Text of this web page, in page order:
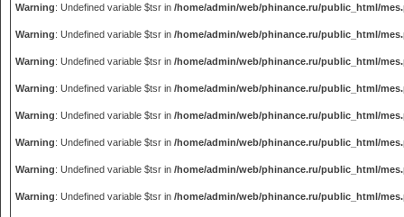
Warning: Undefined variable $tsr in /home/admin/web/phinance.ru/public_html/
Warning: Undefined variable $tsr in /home/admin/web/phinance.ru/public_html/
Warning: Undefined variable $tsr in /home/admin/web/phinance.ru/public_html/
Warning: Undefined variable $tsr in /home/admin/web/phinance.ru/public_html/
Warning: Undefined variable $tsr in /home/admin/web/phinance.ru/public_html/
Warning: Undefined variable $tsr in /home/admin/web/phinance.ru/public_html/
Warning: Undefined variable $tsr in /home/admin/web/phinance.ru/public_html/
Warning: Undefined variable $tsr in /home/admin/web/phinance.ru/public_html/